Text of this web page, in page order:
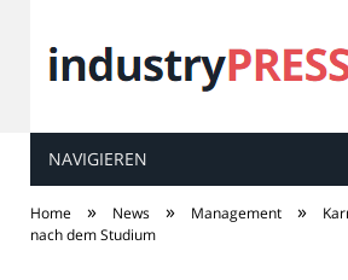
industry
NAVIGIEREN
Home » News » Management »
nach dem Studium